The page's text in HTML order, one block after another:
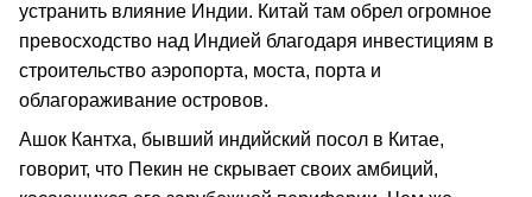
устранить влияние Индии. Китай там обрел огромное
превосходство над Индией благодаря инвестициям в
строительство аэропорта, моста, порта и
облагораживание островов.
Ашок Кантха, бывший индийский посол в Китае,
говорит, что Пекин не скрывает своих амбиций,